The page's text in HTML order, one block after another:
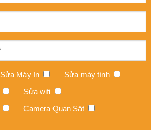
Sửa Máy In
Sửa máy tính
Sửa wifi
Camera Quan Sát